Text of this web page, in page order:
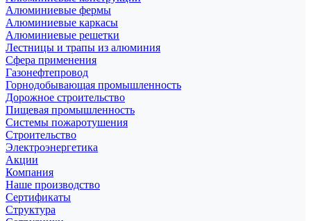
Алюминиевые фермы
Алюминиевые каркасы
Алюминиевые решетки
Лестницы и трапы из алюминия
Сфера применения
Газонефтепровод
Горнодобывающая промышленность
Дорожное строительство
Пищевая промышленность
Системы пожаротушения
Строительство
Электроэнергетика
Акции
Компания
Наше производство
Сертификаты
Структура